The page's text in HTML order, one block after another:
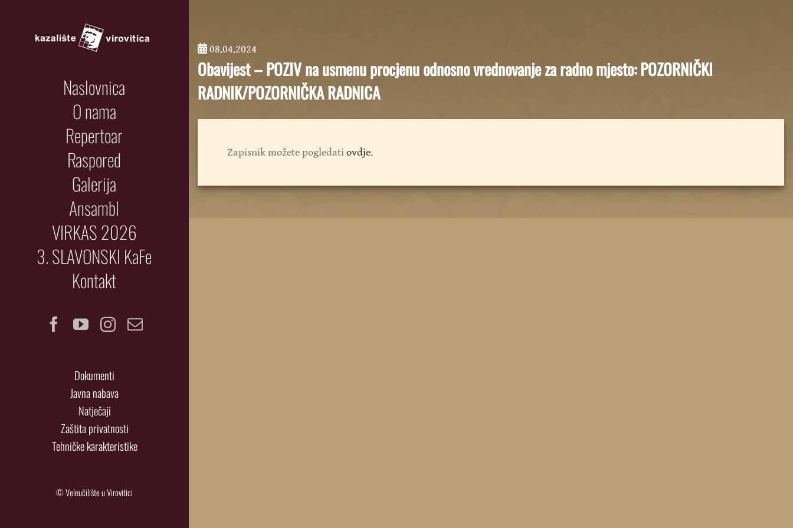
Naslovnica
O nama
Repertoar
Raspored
Galerija
Ansambl
VIRKAS 2026
3. SLAVONSKI KaFe
Kontakt
Facebook
YouTubeInstagram
Email
Dokumenti
Javna nabava
Natječaji
Zaštita privatnosti
Tehničke karakteristike
© Veleučilište u Virovitici
08.04.2024;
Obavijest – POZIV na usmenu procjenu odnosno vrednovanje za radno mjesto: POZORNIČKI
RADNIK/POZORNIČKA RADNICA
Zapisnik možete pogledatiovdje.